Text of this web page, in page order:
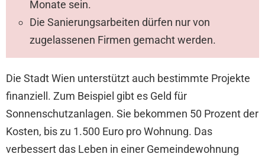
Monate sein.
Die Sanierungsarbeiten dürfen nur von
zugelassenen Firmen gemacht werden.
Die Stadt Wien unterstützt auch bestimmte Projekte
finanziell. Zum Beispiel gibt es Geld für
Sonnenschutzanlagen. Sie bekommen 50 Prozent der
Kosten, bis zu 1.500 Euro pro Wohnung. Das
verbessert das Leben in einer Gemeindewohnung